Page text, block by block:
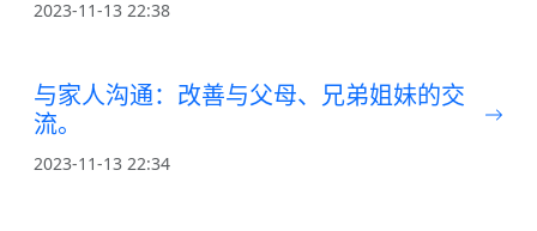
2023-11-13 22:38
与家人沟通：改善与父母、兄弟姐妹的交
流。
2023-11-13 22:34